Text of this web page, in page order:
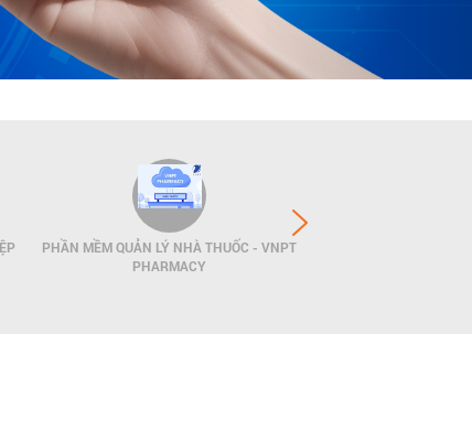
PHẦN MỀM QUẢN LÝ NHÀ THUỐC - VNPT
PHARMACY